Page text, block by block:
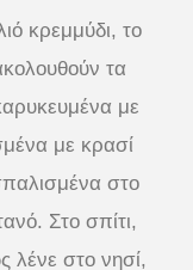
κρεμμύδι, το
τα
με
με κρασί
στο
Στο σπίτι,
λένε στο νησί,